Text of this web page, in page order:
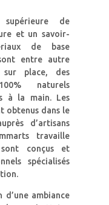
supérieure de
et un savoir-
de base
entre autre
sur place, des
naturels
à la main. Les
obtenus dans le
d’artisans
travaille
conçus et
spécialisés
ambiance